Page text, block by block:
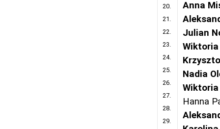
20.
21.
22.
23.
24.
25.
26.
27.
28.
29.
Anna
Julian
Nadia
Hanna